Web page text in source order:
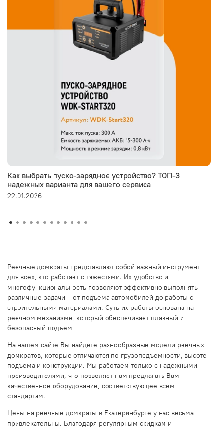
Как выбрать пуско-зарядное устройство? ТОП-3
надежных варианта для вашего сервиса
22.01.2026
Реечные домкраты представляют собой важный инструмент
для всех, кто работает с тяжестями. Их удобство и
многофункциональность позволяют эффективно выполнять
различные задачи – от подъема автомобилей до работы с
строительными материалами. Суть их работы основана на
реечном механизме, который обеспечивает плавный и
безопасный подъем.
На нашем сайте Вы найдете разнообразные модели реечных
домкратов, которые отличаются по грузоподъемности, высоте
подъема и конструкции. Мы работаем только с надежными
производителями, что позволяет нам предлагать Вам
качественное оборудование, соответствующее всем
стандартам.
Цены на реечные домкраты в Екатеринбурге у нас весьма
привлекательны. Благодаря регулярным скидкам и